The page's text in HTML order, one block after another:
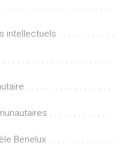
. . . . . . . . . . . . . . . . . . . . .
. . . . . . . . . . . .
. . . . . . . . . . . . . . . . . . . . .
. . . . . . . . . . . . . . . . . .
. . . . . . . . . . . . .
Benelux . . . . . . . . . . . . . .